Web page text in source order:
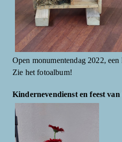
Open monumentendag 2022,
Zie het fotoalbum!
Kindernevendienst en feest van